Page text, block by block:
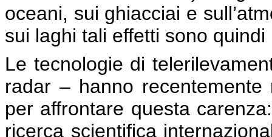
oceani, sui ghiacciai e
sui laghi tali effetti sono
Le tecnologie di
radar – hanno
per affrontare questa
ricerca scientifica